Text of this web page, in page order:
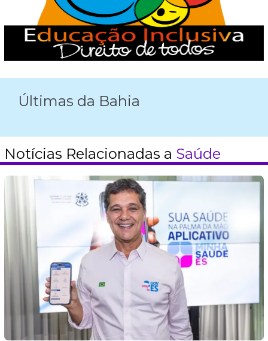
Últimas da Bahia
Notícias Relacionadas a Saúde